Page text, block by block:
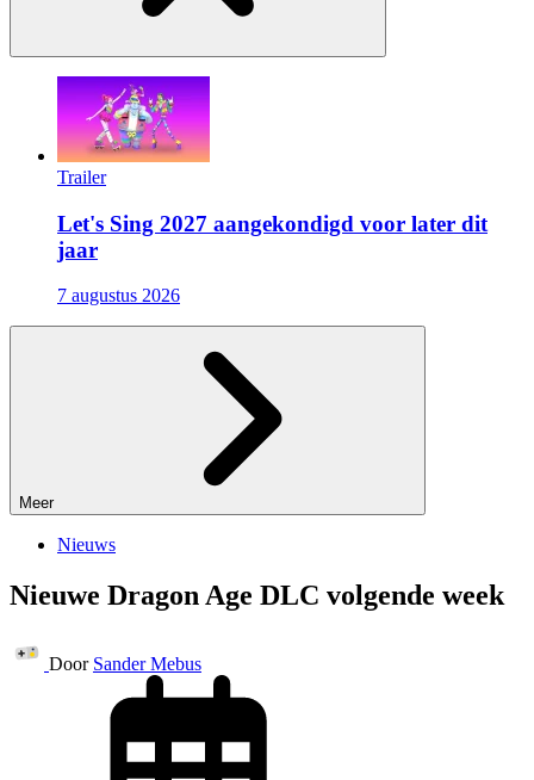
Trailer
Let's Sing 2027 aangekondigd voor later dit
jaar
7 augustus 2026
Meer
Nieuws
Nieuwe Dragon Age DLC volgende week
Door Sander Mebus